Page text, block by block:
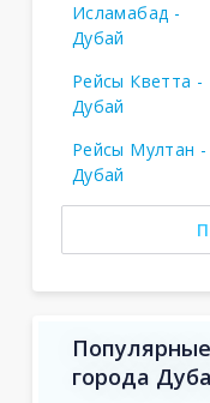
Исламабад -
Дубай
Рейсы Кветта -
Дубай
Рейсы Мултан -
Дубай
города